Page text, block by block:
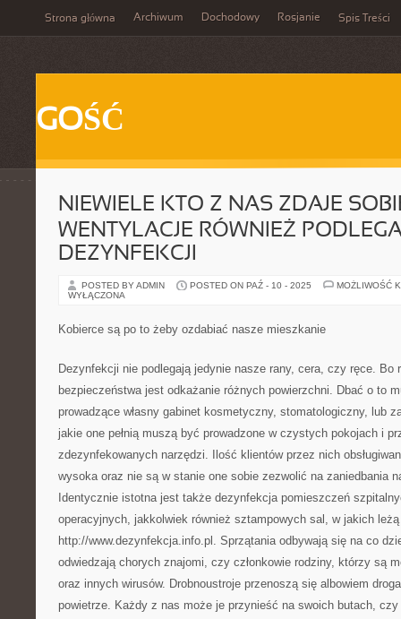
Strona główna Archiwum Dochodowy Rosjanie Spis Treści
GOŚĆ
NIEWIELE KTO Z NAS ZDAJE
WENTYLACJE RÓWNIEŻ
DEZYNFEKCJI
POSTED BY ADMIN POSTED ON PAŹ - 10 - 2025
MOŻLIWOŚĆ
WYŁĄCZONA
Kobierce są po to żeby ozdabiać nasze mieszkanie
Dezynfekcji nie podlegają jedynie nasze rany, cera, czy ręce. Bo
bezpieczeństwa jest odkażanie różnych powierzchni. Dbać o to
prowadzące własny gabinet kosmetyczny, stomatologiczny, lub
jakie one pełnią muszą być prowadzone w czystych pokojach i
zdezynfekowanych narzędzi. Ilość klientów przez nich
wysoka oraz nie są w stanie one sobie zezwolić na zaniedbania
Identycznie istotna jest także dezynfekcja pomieszczeń
operacyjnych, jakkolwiek również sztampowych sal, w jakich
http://www.dezynfekcja.info.pl. Sprzątania odbywają się na co
odwiedzają chorych znajomi, czy członkowie rodziny, którzy są
oraz innych wirusów. Drobnoustroje przenoszą się albowiem
powietrze. Każdy z nas może je przynieść na swoich butach, czy